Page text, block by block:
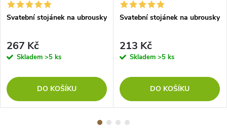
Svatební stojánek na ubrousky
267 Kč
Skladem >5 ks
DO KOŠÍKU
Svatební stojánek na ubrousky
213 Kč
Skladem >5 ks
DO KOŠÍKU